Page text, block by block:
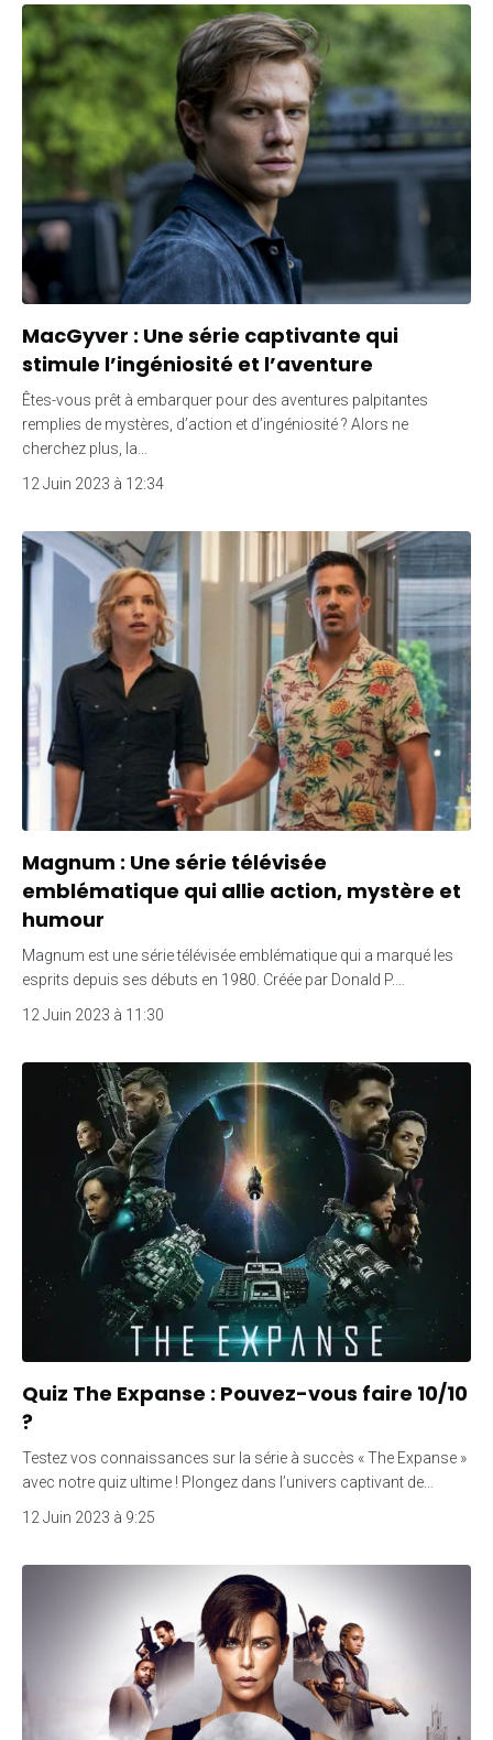
MacGyver : Une série captivante qui
stimule l’ingéniosité et l’aventure
Êtes-vous prêt à embarquer pour des aventures palpitantes
remplies de mystères, d’action et d’ingéniosité ? Alors ne
cherchez plus, la…
12 Juin 2023 à 12:34
Magnum : Une série télévisée
emblématique qui allie action, mystère et
humour
Magnum est une série télévisée emblématique qui a marqué les
esprits depuis ses débuts en 1980. Créée par Donald P.…
12 Juin 2023 à 11:30
Quiz The Expanse : Pouvez-vous faire 10/10
?
Testez vos connaissances sur la série à succès « The Expanse »
avec notre quiz ultime ! Plongez dans l’univers captivant de…
12 Juin 2023 à 9:25